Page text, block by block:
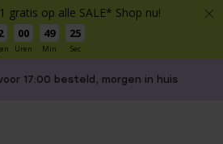
gratis op alle SALE* Shop nu!
00
Uren
49
Min
25
Sec
17:00 besteld, morgen in huis